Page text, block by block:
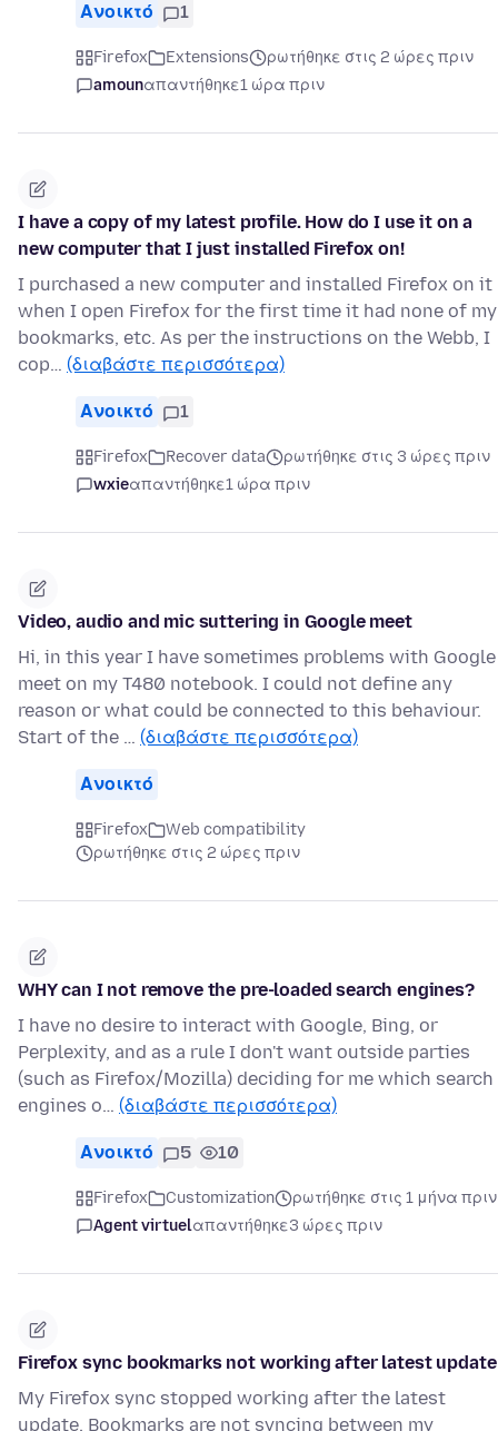
Ανοικτό 1
Firefox Extensions
ρωτήθηκε στις 2 ώρες πριν
amounαπαντήθηκε1 ώρα πριν
I have a copy of my latest profile. How do I use it on a
new computer that I just installed Firefox on!
I purchased a new computer and installed Firefox on it
when I open Firefox for the first time it had none of my
bookmarks, etc. As per the instructions on the Webb, I
cop… (διαβάστε περισσότερα)
Ανοικτό 1
Firefox Recover data
ρωτήθηκε στις 3 ώρες πριν
wxieαπαντήθηκε1 ώρα πριν
Video, audio and mic suttering in Google meet
Hi, in this year I have sometimes problems with Google
meet on my T480 notebook. I could not define any
reason or what could be connected to this behaviour.
Start of the … (διαβάστε περισσότερα)
Ανοικτό
Firefox
Web compatibility
ρωτήθηκε στις 2 ώρες πριν
WHY can I not remove the pre-loaded search engines?
I have no desire to interact with Google, Bing, or
Perplexity, and as a rule I don't want outside parties
(such as Firefox/Mozilla) deciding for me which search
engines o… (διαβάστε περισσότερα)
Ανοικτό 5 10
Firefox Customization
ρωτήθηκε στις 1 μήνα πριν
Agent virtuelαπαντήθηκε3 ώρες πριν
Firefox sync bookmarks not working after latest update
My Firefox sync stopped working after the latest
update. Bookmarks are not syncing between my